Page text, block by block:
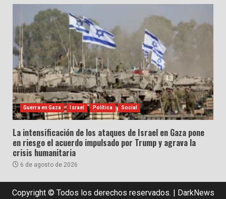
Guerra en Gaza Israel Política Social
La intensificación de los ataques de Israel en Gaza pone
en riesgo el acuerdo impulsado por Trump y agrava la
crisis humanitaria
6 de agosto de 2026
Copyright © Todos los derechos reservados. | DarkNews